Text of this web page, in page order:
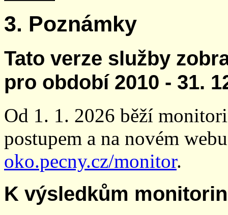
3. Poznámky
Tato verze služby
pro období 2010 - 31.
Od 1. 1. 2026 běží
postupem a na novém
oko.pecny.cz/monitor.
K výsledkům